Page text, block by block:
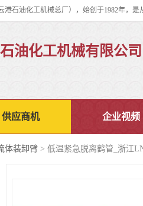
油化工机械有限公司
供应商机 企业视频
体装卸臂 > 低温紧急脱离鹤管_浙江